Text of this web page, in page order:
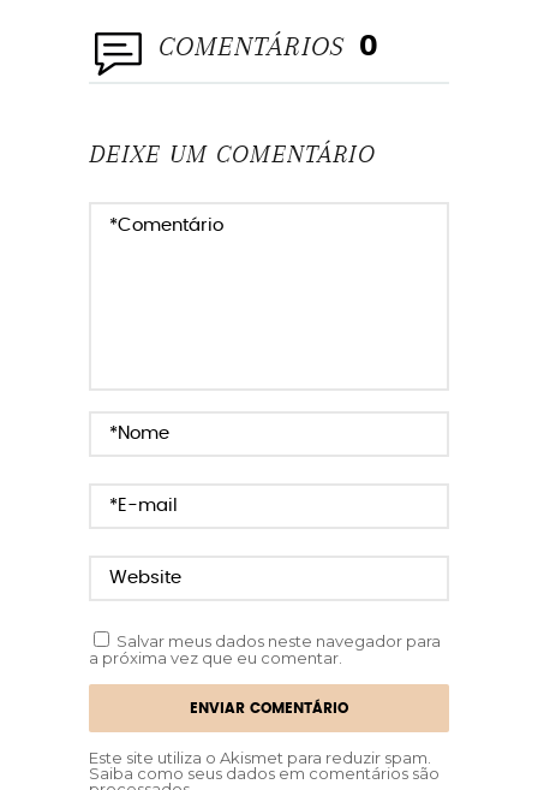
COMENTÁRIOS 0
DEIXE UM COMENTÁRIO
Salvar meus dados neste navegador para
a próxima vez que eu comentar.
Este site utiliza o Akismet para reduzir spam.
Saiba como seus dados em comentários são